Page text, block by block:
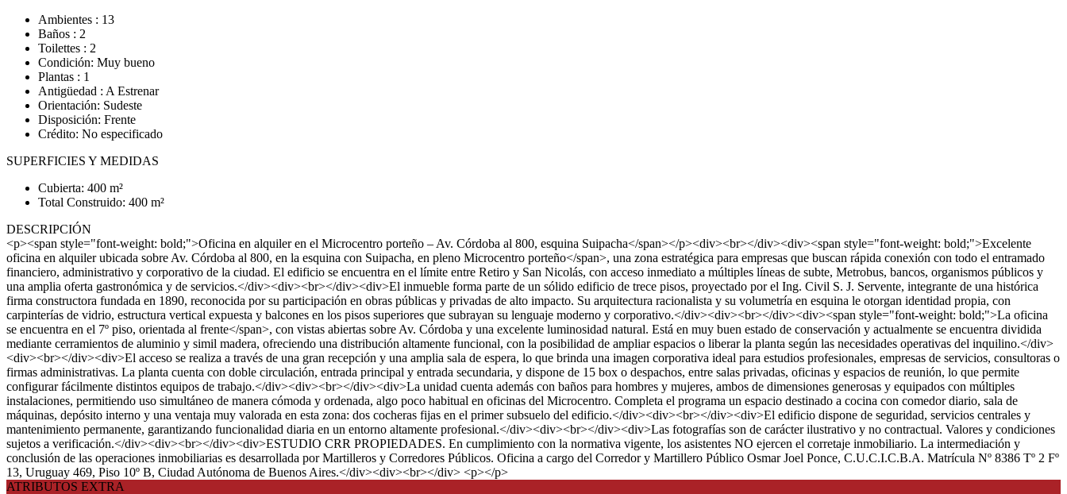
Ambientes : 13
Baños : 2
Toilettes : 2
Condición: Muy bueno
Plantas : 1
Antigüedad : A Estrenar
Orientación: Sudeste
Disposición: Frente
Crédito: No especificado
SUPERFICIES Y MEDIDAS
Cubierta: 400 m²
Total Construido: 400 m²
DESCRIPCIÓN
<p><span style="font-weight: bold;">Oficina en alquiler en el Microcentro porteño – Av. Córdoba al 800, esquina Suipacha</span></p><div><br></div><div><span style="font-weight: bold;">Excelente
oficina en alquiler ubicada sobre Av. Córdoba al 800, en la esquina con Suipacha, en pleno Microcentro porteño</span>, una zona estratégica para empresas que buscan rápida conexión con todo el entramado
financiero, administrativo y corporativo de la ciudad. El edificio se encuentra en el límite entre Retiro y San Nicolás, con acceso inmediato a múltiples líneas de subte, Metrobus, bancos, organismos públicos y
una amplia oferta gastronómica y de servicios.</div><div><br></div><div>El inmueble forma parte de un sólido edificio de trece pisos, proyectado por el Ing. Civil S. J. Servente, integrante de una histórica
firma constructora fundada en 1890, reconocida por su participación en obras públicas y privadas de alto impacto. Su arquitectura racionalista y su volumetría en esquina le otorgan identidad propia, con
carpinterías de vidrio, estructura vertical expuesta y balcones en los pisos superiores que subrayan su lenguaje moderno y corporativo.</div><div><br></div><div><span style="font-weight: bold;">La oficina
se encuentra en el 7º piso, orientada al frente</span>, con vistas abiertas sobre Av. Córdoba y una excelente luminosidad natural. Está en muy buen estado de conservación y actualmente se encuentra dividida
mediante cerramientos de aluminio y simil madera, ofreciendo una distribución altamente funcional, con la posibilidad de ampliar espacios o liberar la planta según las necesidades operativas del inquilino.</div>
<div><br></div><div>El acceso se realiza a través de una gran recepción y una amplia sala de espera, lo que brinda una imagen corporativa ideal para estudios profesionales, empresas de servicios, consultoras o
firmas administrativas. La planta cuenta con doble circulación, entrada principal y entrada secundaria, y dispone de 15 box o despachos, entre salas privadas, oficinas y espacios de reunión, lo que permite
configurar fácilmente distintos equipos de trabajo.</div><div><br></div><div>La unidad cuenta además con baños para hombres y mujeres, ambos de dimensiones generosas y equipados con múltiples
instalaciones, permitiendo uso simultáneo de manera cómoda y ordenada, algo poco habitual en oficinas del Microcentro. Completa el programa un espacio destinado a cocina con comedor diario, sala de
máquinas, depósito interno y una ventaja muy valorada en esta zona: dos cocheras fijas en el primer subsuelo del edificio.</div><div><br></div><div>El edificio dispone de seguridad, servicios centrales y
mantenimiento permanente, garantizando funcionalidad diaria en un entorno altamente profesional.</div><div><br></div><div>Las fotografías son de carácter ilustrativo y no contractual. Valores y condiciones
sujetos a verificación.</div><div><br></div><div>ESTUDIO CRR PROPIEDADES. En cumplimiento con la normativa vigente, los asistentes NO ejercen el corretaje inmobiliario. La intermediación y
conclusión de las operaciones inmobiliarias es desarrollada por Martilleros y Corredores Públicos. Oficina a cargo del Corredor y Martillero Público Osmar Joel Ponce, C.U.C.I.C.B.A. Matrícula Nº 8386 Tº 2 Fº
13, Uruguay 469, Piso 10º B, Ciudad Autónoma de Buenos Aires.</div><div><br></div> <p></p>
ATRIBUTOS EXTRA